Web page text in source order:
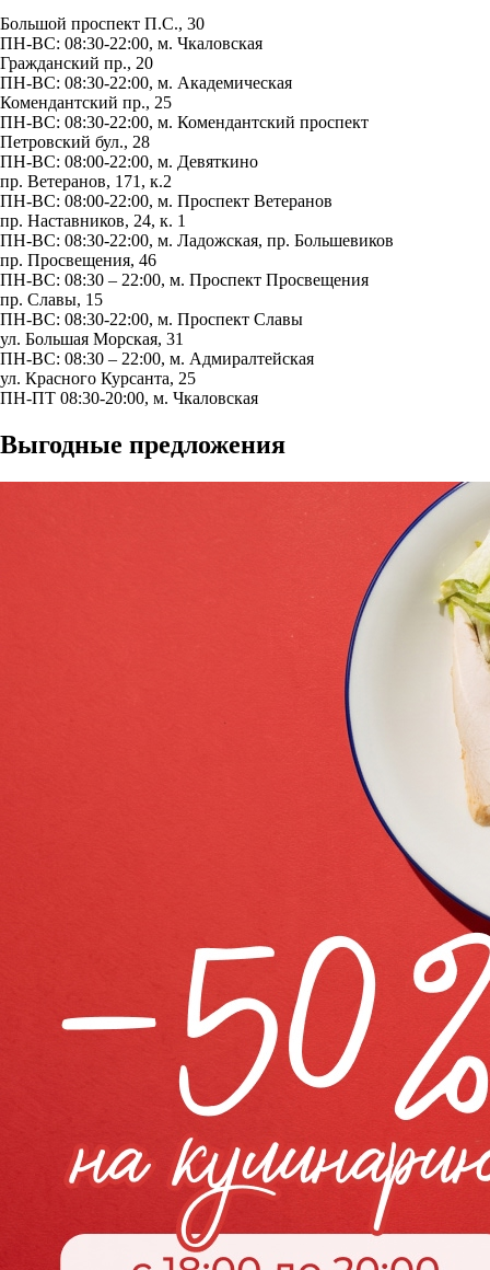
Большой проспект П.С., 30
ПН-ВС: 08:30-22:00, м. Чкаловская
Гражданский пр., 20
ПН-ВС: 08:30-22:00, м. Академическая
Комендантский пр., 25
ПН-ВС: 08:30-22:00, м. Комендантский проспект
Петровский бул., 28
ПН-ВС: 08:00-22:00, м. Девяткино
пр. Ветеранов, 171, к.2
ПН-ВС: 08:00-22:00, м. Проспект Ветеранов
пр. Наставников, 24, к. 1
ПН-ВС: 08:30-22:00, м. Ладожская, пр. Большевиков
пр. Просвещения, 46
ПН-ВС: 08:30 – 22:00, м. Проспект Просвещения
пр. Славы, 15
ПН-ВС: 08:30-22:00, м. Проспект Славы
ул. Большая Морская, 31
ПН-ВС: 08:30 – 22:00, м. Адмиралтейская
ул. Красного Курсанта, 25
ПН-ПТ 08:30-20:00, м. Чкаловская
Выгодные предложения